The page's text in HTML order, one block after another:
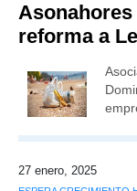
reforma a
27 enero, 2025